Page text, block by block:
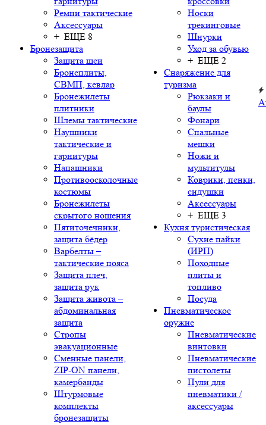
Ремни тактические
Аксессуары
+ ЕЩЕ 8
Бронезащита
Защита шеи
Бронеплиты,
СВМП, кевлар
Бронежилеты
плитники
Шлемы тактические
Наушники
тактические и
гарнитуры
Напашники
Противоосколочные
костюмы
Бронежилеты
скрытого ношения
Пятиточечники,
защита бёдер
Варбелты –
тактические пояса
Защита плеч,
защита рук
Защита живота –
абдоминальная
защита
Стропы
эвакуационные
Сменные панели,
ZIP-ON панели,
камербанды
Штурмовые
комплекты
бронезащиты
Носки
трекинговые
Шнурки
Уход за обувью
+ ЕЩЕ 2
Снаряжение для
туризма
Рюкзаки и
баулы
Фонари
Спальные
мешки
Ножи и
мультитулы
Коврики, пенки,
сидушки
Аксессуары
+ ЕЩЕ 3
Кухня туристическая
Сухие пайки
(ИРП)
Походные
плиты и
топливо
Посуда
Пневматическое
оружие
Пневматические
винтовки
Пневматические
пистолеты
Пули для
пневматики /
аксессуары